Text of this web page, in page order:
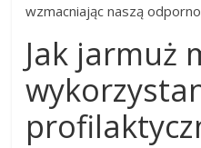
wzmacniając naszą
Jak jarmuż